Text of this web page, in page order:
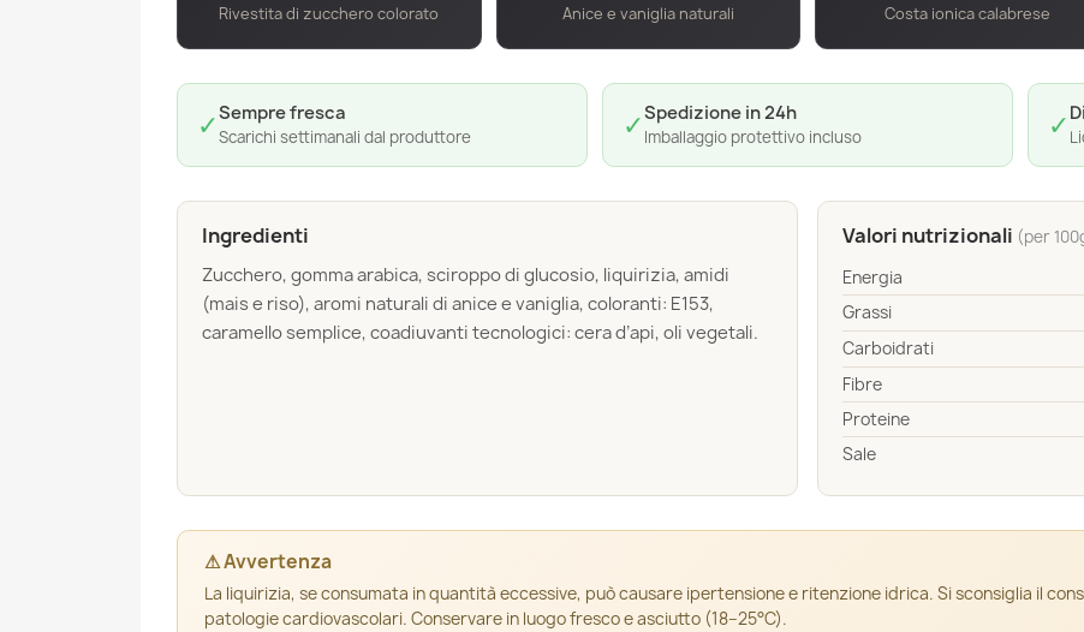
Rivestita di zucchero colorato Anice e vaniglia naturali Costa ionica calabrese
✓Sempre fresca
Scarichi settimanali dal produttore ✓Spedizione in 24h
Imballaggio protettivo incluso ✓
Ingredienti
Zucchero, gomma arabica, sciroppo di glucosio, liquirizia, amidi
(mais e riso), aromi naturali di anice e vaniglia, coloranti: E153,
caramello semplice, coadiuvanti tecnologici: cera d’api, oli vegetali.
Valori nutrizionali (per
Energia
Grassi
Carboidrati
Fibre
Proteine
Sale
⚠ Avvertenza
La liquirizia, se consumata in quantità eccessive, può causare ipertensione e ritenzione idrica. Si sconsiglia il
patologie cardiovascolari. Conservare in luogo fresco e asciutto (18–25°C).